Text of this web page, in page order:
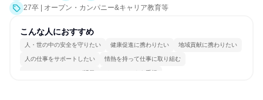
27卒 | オープン・カンパニー&キャリア教育等
こんな人におすすめ
人・世の中の安全を守りたい 健康促進に携わりたい 地域貢献に携わりたい
人の仕事をサポートしたい 情熱を持って仕事に取り組む
コミュニケーションが活発 チームワークを重視